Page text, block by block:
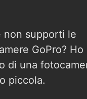
non supporti le
GoPro? Ho
di una
piccola.